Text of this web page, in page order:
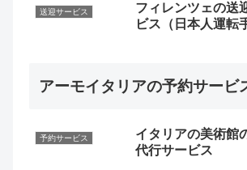
送迎サービス
フィレンツェの送
ビス（日本人運転
アーモイタリアの予約サービ
予約サービス
イタリアの美術館
代行サービス